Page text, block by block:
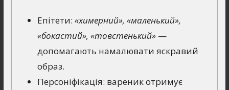
Епітети: «химерний», «маленький»,
«бокастий», «товстенький»—
допомагають намалювати яскравий
образ.
Персоніфікація: вареник отримує